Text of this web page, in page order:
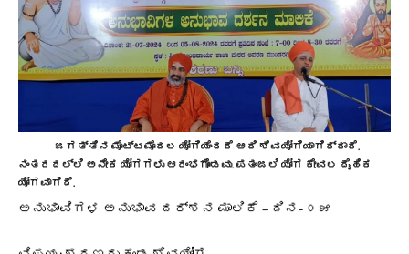
ಜಗತ್ತಿನ ಮೊಟ್ಟಮೊದಲ ಯೋಗಿಯೆಂದರೆ ಆದಿ ಶಿವಯೋಗಿಯಾಗಿದ್ದಾರೆ.
ನಂತರದಲ್ಲಿ ಅನೇಕ ಯೋಗಗಳು ಆರಂಭಗೊಂಡವು. ಪತಂಜಲಿ ಯೋಗ ಕೇವಲ ದೈಹಿಕ
ಯೋಗವಾಗಿದೆ.
ಅನುಭಾವಿಗಳ ಅನುಭಾವ ದರ್ಶನ ಮಾಲಿಕೆ – ದಿನ-೦೫